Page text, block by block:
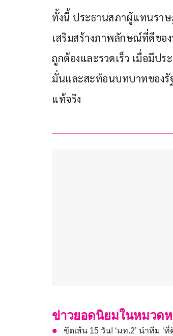
ทั้งนี้ ประธานสภาผู้แทนราษ
เสริมสร้างภาพลักษณ์ที่ดีขอ
ถูกต้องและรวดเร็ว เมื่อมีปร
มั่นและสะท้อนบทบาทของรั
แท้จริง
ข่าวยอดนิยมในหมวด
ขีดเส้น 15 วัน! ‘มท.2’ นำทีม